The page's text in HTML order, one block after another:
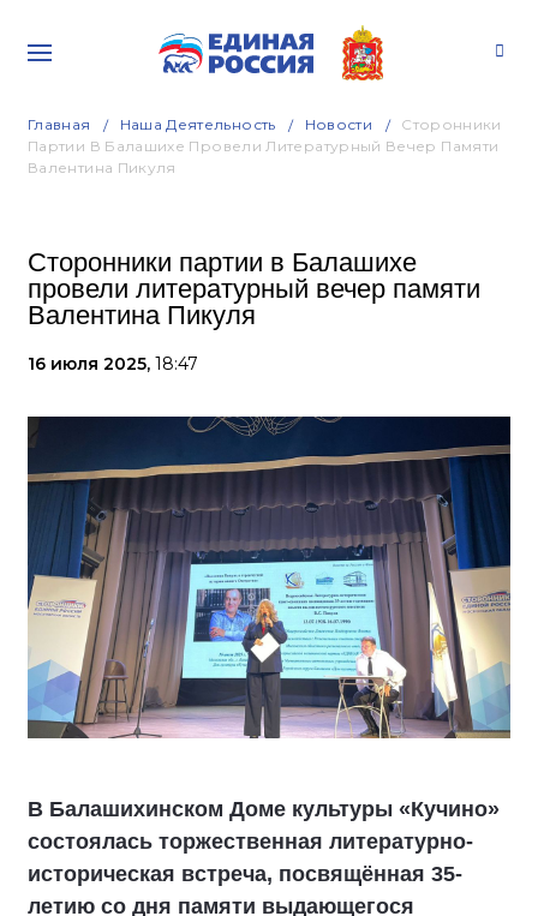
Главная Наша Деятельность Новости
Сторонники
Партии В Балашихе Провели Литературный Вечер Памяти
Валентина Пикуля
Сторонники партии в Балашихе
провели литературный вечер памяти
Валентина Пикуля
16 июля 2025, 18:47
В Балашихинском Доме культуры «Кучино»
состоялась торжественная литературно-
историческая встреча, посвящённая 35-
летию со дня памяти выдающегося